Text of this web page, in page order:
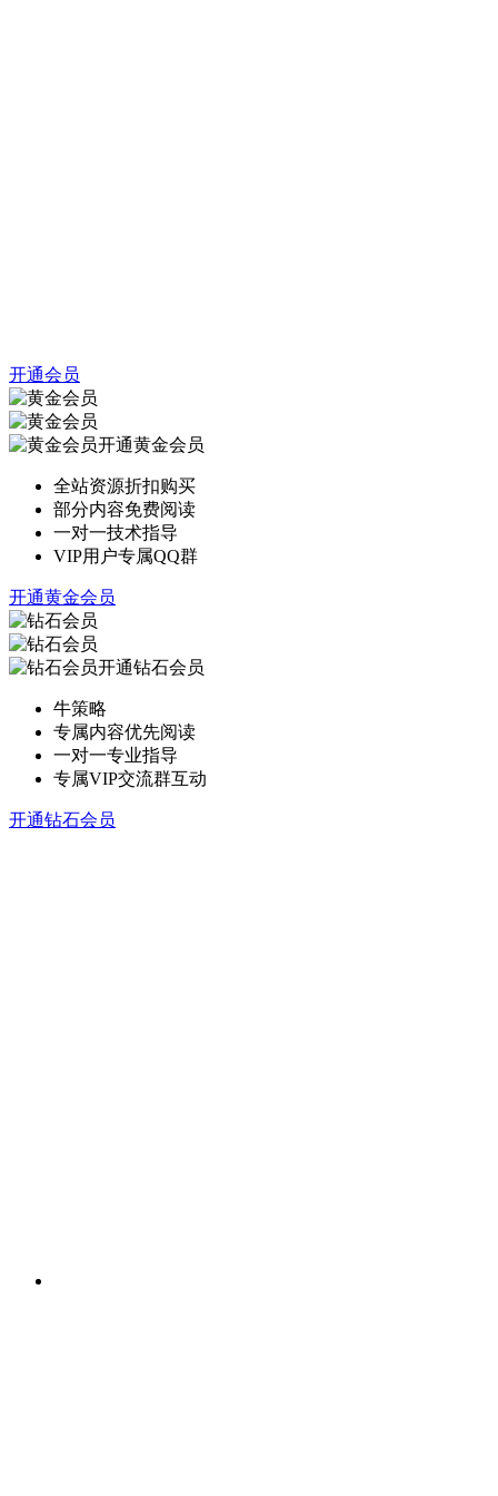
开通会员
开通黄金会员
全站资源折扣购买
部分内容免费阅读
一对一技术指导
VIP用户专属QQ群
开通黄金会员
开通钻石会员
牛策略
专属内容优先阅读
一对一专业指导
专属VIP交流群互动
开通钻石会员